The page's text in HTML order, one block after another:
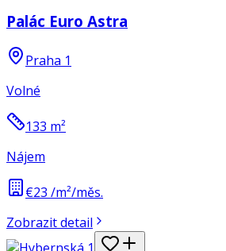
Palác Euro Astra
Praha 1
Volné
133 m²
Nájem
€23 /m²/měs.
Zobrazit detail